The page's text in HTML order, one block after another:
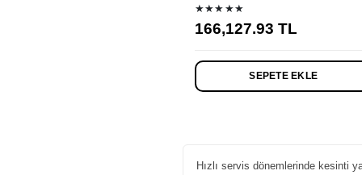
★★★★★
166,127.93 TL
SEPETE EKLE
Hızlı servis dönemlerinde kesinti